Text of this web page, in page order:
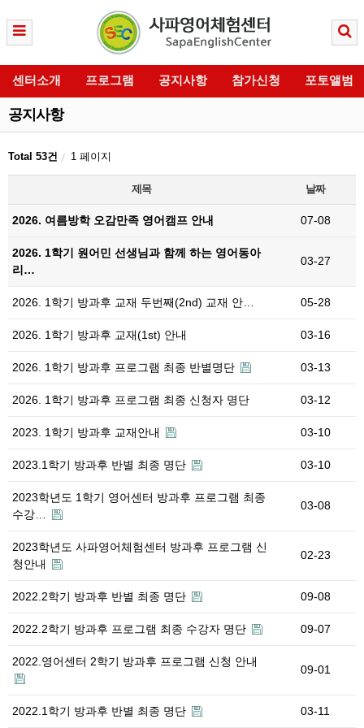
센터소개 프로그램 공지사항 참가신청 포토앨범
공지사항
Total 53건 1 페이지
제목 날짜
2026. 여름방학 오감만족 영어캠프 안내 07-08
2026. 1학기 원어민 선생님과 함께 하는 영어동아
리…
03-27
2026. 1학기 방과후 교재 두번째(2nd) 교재 안… 05-28
2026. 1학기 방과후 교재(1st) 안내 03-16
2026. 1학기 방과후 프로그램 최종 반별명단 03-13
2026. 1학기 방과후 프로그램 최종 신청자 명단 03-12
2023. 1학기 방과후 교재안내 03-10
2023.1학기 방과후 반별 최종 명단 03-10
2023학년도 1학기 영어센터 방과후 프로그램 최종
수강…
03-08
2023학년도 사파영어체험센터 방과후 프로그램 신
청안내
02-23
2022.2학기 방과후 반별 최종 명단 09-08
2022.2학기 방과후 프로그램 최종 수강자 명단 09-07
2022.영어센터 2학기 방과후 프로그램 신청 안내
09-01
2022.1학기 방과후 반별 최종 명단 03-11